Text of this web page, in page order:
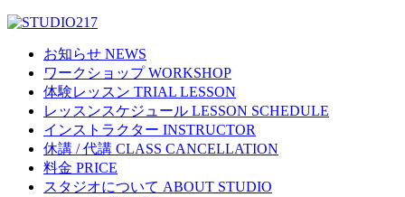
お知らせ NEWS
ワークショップ WORKSHOP
体験レッスン TRIAL LESSON
レッスンスケジュール LESSON SCHEDULE
インストラクター INSTRUCTOR
休講 / 代講 CLASS CANCELLATION
料金 PRICE
スタジオについて ABOUT STUDIO